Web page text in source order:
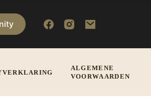
ALGEMENE
VOORWAARDEN